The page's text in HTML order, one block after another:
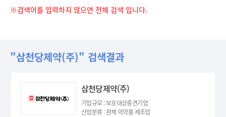
※검색어를 입력하지 않으면 전체 검색 입니다.
"삼천당제약(주)" 검색결과
삼천당제약(주)
기업규모 : 보호대상중견기업
산업분류 : 완제 의약품 제조업